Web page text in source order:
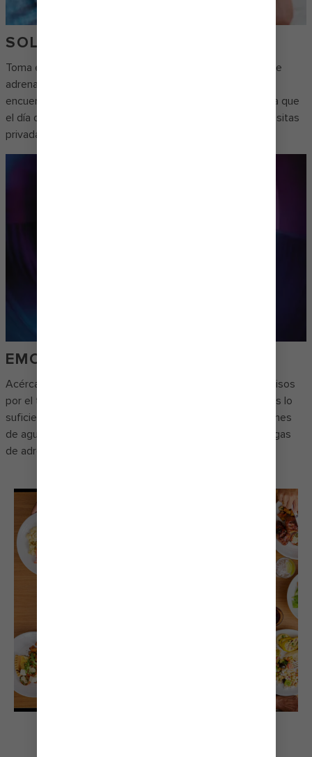
SOL Y DIVERSIÓN
Toma el sol, refréscate bajo la sombra, baja tus niveles de
adrenalina o toma un cóctel del bar de dos pisos que se
encuentra junto a la piscina, The Lime & Coconut℠. Y para que
el día de piscina sea el mejor, reserva una de nuestras casitas
privadas junto a la piscina.
EMOCIONES A CADA PASO
Acércate al borde, asómate a la oscuridad y lánzate 10 pisos
por el tobogán más alto del mar, Ultimate Abyss℠ , si eres lo
suficientemente valiente. O enfréntate al trío de toboganes
de agua The Perfect Storm℠, con sus giros y sus descargas
de adrenalina.